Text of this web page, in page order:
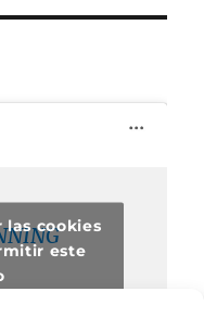
las cookies
este